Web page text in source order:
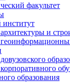
факультет
и
образования